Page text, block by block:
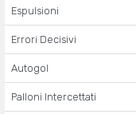
Espulsioni
Errori Decisivi
Autogol
Palloni Intercettati